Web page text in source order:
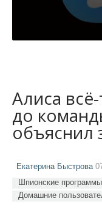
Алиса
до
объяснил
Екатерина Быстрова
Шпионские программы
Домашние